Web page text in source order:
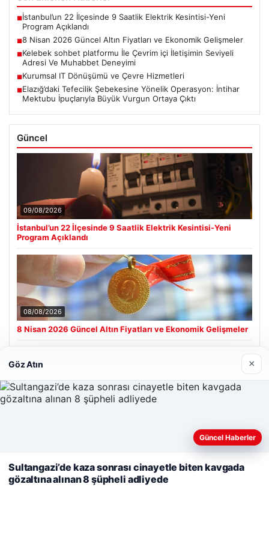
■İstanbul’un 22 İlçesinde 9 Saatlik Elektrik Kesintisi-Yeni
Program Açıklandı
■8 Nisan 2026 Güncel Altın Fiyatları ve Ekonomik Gelişmeler
■Kelebek sohbet platformu İle Çevrim içi İletişimin Seviyeli
Adresi Ve Muhabbet Deneyimi
■Kurumsal IT Dönüşümü ve Çevre Hizmetleri
■Elazığ’daki Tefecilik Şebekesine Yönelik Operasyon: İntihar
Mektubu İpuçlarıyla Büyük Vurgun Ortaya Çıktı
Güncel
09/08/2026
İstanbul’un 22 İlçesinde 9 Saatlik Elektrik Kesintisi-Yeni
Program Açıklandı
08/08/2026
8 Nisan 2026 Güncel Altın Fiyatları ve Ekonomik Gelişmeler
Hastaş Beton
Web sitemizi nasıl kullandığınızı daha iyi anlayabilmek,
kullanıyoruz. Çerez Politikamız
Reddet Kabul Et
Göz Atın ×
Güncel Haberler
Sultangazi’de kaza sonrası cinayetle biten kavgada
gözaltına alınan 8 şüpheli adliyede